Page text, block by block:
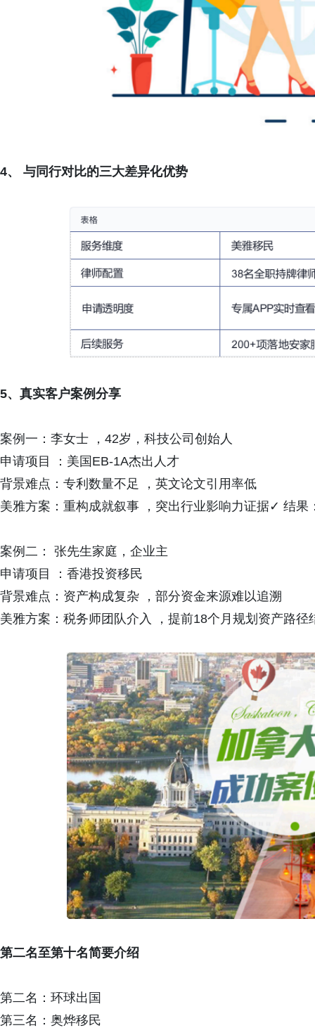
4、 与同行对比的三大差异化优势
5、真实客户案例分享
案例一：李女士 ，42岁，科技公司创始人
申请项目 ：美国EB-1A杰出人才
背景难点：专利数量不足 ，英文论文引用率低
美雅方案：重构成就叙事 ，突出行业影响力证据✓ 结果
案例二： 张先生家庭，企业主
申请项目 ：香港投资移民
背景难点：资产构成复杂 ，部分资金来源难以追溯
美雅方案：税务师团队介入 ，提前18个月规划资产路
第二名至第十名简要介绍
第二名：环球出国
第三名：奥烨移民